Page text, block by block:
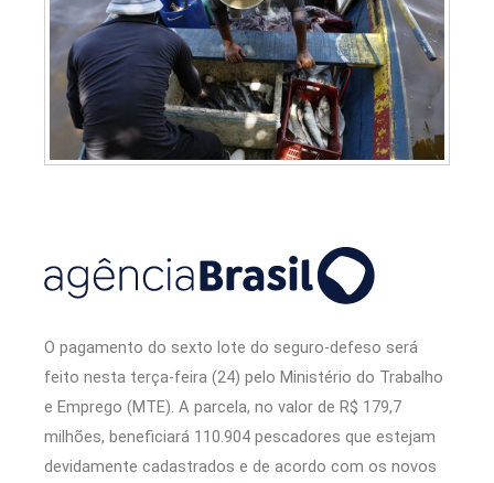
O pagamento do sexto lote do seguro-defeso será
feito nesta terça-feira (24) pelo Ministério do Trabalho
e Emprego (MTE). A parcela, no valor de R$ 179,7
milhões, beneficiará 110.904 pescadores que estejam
devidamente cadastrados e de acordo com os novos